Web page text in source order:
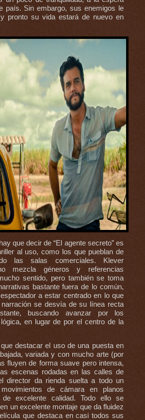
país. Sin embargo, sus enemigos le
pronto su vida estará de nuevo en
que decir de “El agente secreto” es
al uso, como los que pueblan de
las salas comerciales. Klever
mezcla géneros y referencias
sentido, pero también se toma
bastante fuera de lo común,
a estar centrado en lo que
se desvía de su línea recta
buscando avanzar por los
en lugar de por el centro de la
destacar el uso de una puesta en
variada y con mucho arte (por
fluyen de forma suave pero intensa,
escenas rodadas en las calles de
director da rienda suelta a todo un
de cámara en planos
excelente calidad. Todo ello se
un excelente montaje que da fluidez
que destaca en casi todos sus